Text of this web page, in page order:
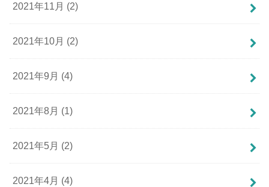
2021年11月 (2)
2021年10月 (2)
2021年9月 (4)
2021年8月 (1)
2021年5月 (2)
2021年4月 (4)